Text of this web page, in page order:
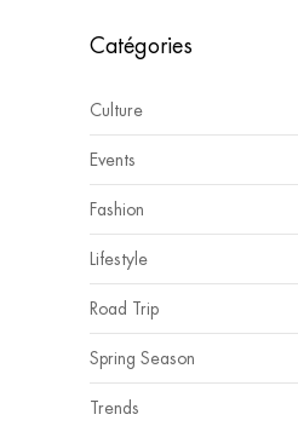
Catégories
Culture
Events
Fashion
Lifestyle
Road Trip
Spring Season
Trends